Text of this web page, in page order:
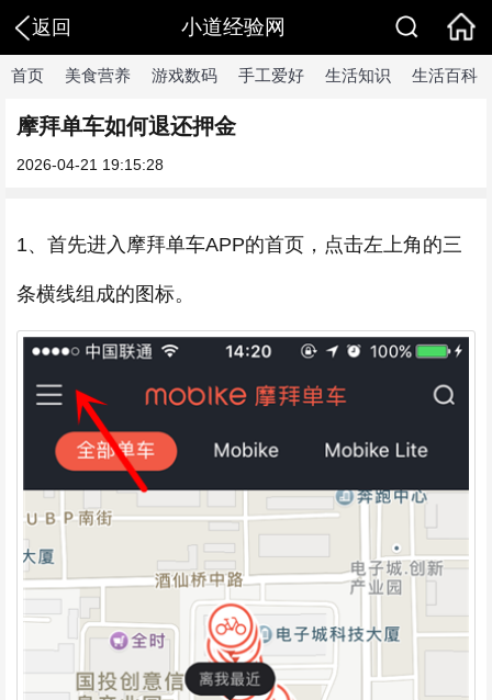
返回 小道经验网
首页 美食营养 游戏数码 手工爱好 生活知识 生活百科
摩拜单车如何退还押金
2026-04-21 19:15:28
1、首先进入摩拜单车APP的首页，点击左上角的三
条横线组成的图标。